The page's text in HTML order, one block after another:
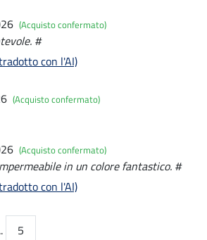
(Acquisto confermato)
#
con l'AI)
(Acquisto confermato)
(Acquisto confermato)
in un colore fantastico. #
con l'AI)
5